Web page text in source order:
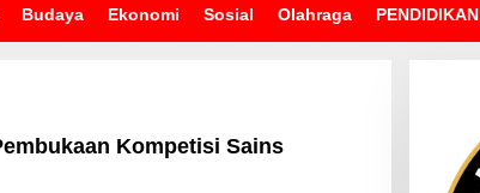
Budaya Ekonomi Sosial Olahraga PENDIDIKAN
Kompetisi Sains